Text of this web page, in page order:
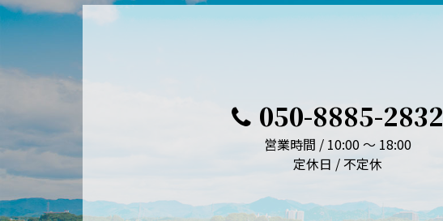
050-8885-2832
営業時間 / 10:00 ～ 18:00
定休日 / 不定休